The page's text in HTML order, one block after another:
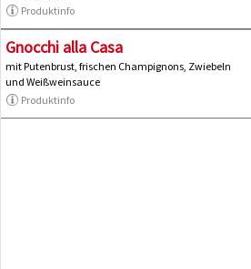
Produktinfo
Gnocchi alla Casa
mit Putenbrust, frischen Champignons, Zwiebeln
und Weißweinsauce
Produktinfo